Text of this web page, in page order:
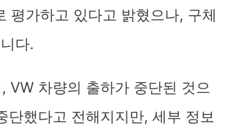
평가하고 있다고 밝혔으나, 구체
다.
VW 차량의 출하가 중단된 것으
했다고 전해지지만, 세부 정보